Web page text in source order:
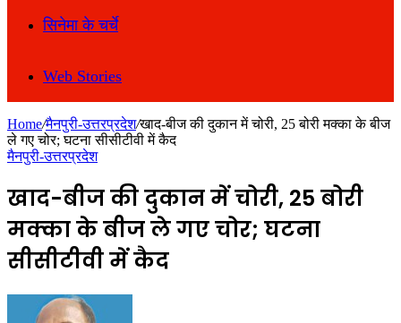
सिनेमा के चर्चे
Web Stories
Home/मैनपुरी-उत्तरप्रदेश/खाद-बीज की दुकान में चोरी, 25 बोरी मक्का के बीज
ले गए चोर; घटना सीसीटीवी में कैद
मैनपुरी-उत्तरप्रदेश
खाद-बीज की दुकान में चोरी, 25 बोरी
मक्का के बीज ले गए चोर; घटना
सीसीटीवी में कैद